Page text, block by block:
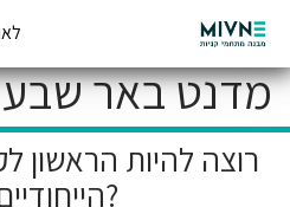
Search
המתחמים שלנו
מדנט באר שבע
רוצה להיות הראשון
הייחודיים שלנו?